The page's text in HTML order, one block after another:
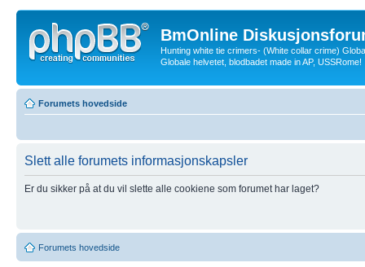
BmOnline
Hunting white tie crimers- (White collar crime)
Globale helvetet, blodbadet made in AP, USSRome!
Forumets hovedside
Slett alle forumets informasjonskapsler
Er du sikker på at du vil slette alle cookiene som forumet har laget?
Forumets hovedside